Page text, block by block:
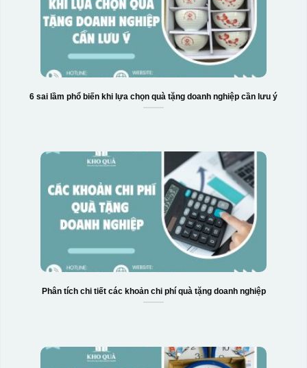
6 sai lầm phổ biến khi lựa chọn quà tặng doanh nghiệp cần lưu ý
Phân tích chi tiết các khoản chi phí quà tặng doanh nghiệp